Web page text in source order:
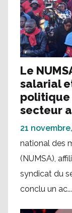
Le
salarial
politique
secteur
21
national des
(NUMSA),
syndicat du
conclu un ac...